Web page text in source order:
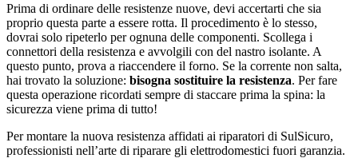
Prima di ordinare delle resistenze nuove, devi accertarti che sia
proprio questa parte a essere rotta. Il procedimento è lo stesso,
dovrai solo ripeterlo per ognuna delle componenti. Scollega i
connettori della resistenza e avvolgili con del nastro isolante. A
questo punto, prova a riaccendere il forno. Se la corrente non salta,
hai trovato la soluzione: bisogna sostituire la resistenza. Per fare
questa operazione ricordati sempre di staccare prima la spina: la
sicurezza viene prima di tutto!
Per montare la nuova resistenza affidati ai riparatori di SulSicuro,
professionisti nell’arte di riparare gli elettrodomestici fuori garanzia.